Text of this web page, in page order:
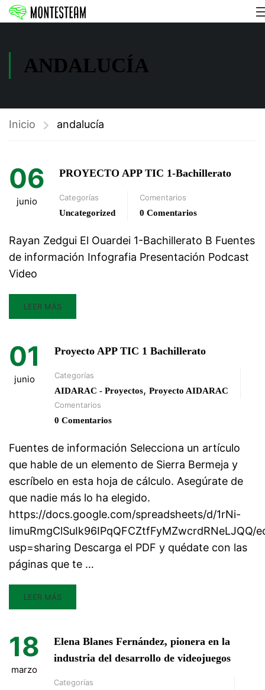
ANDALUCÍA
Inicio andalucía
06
junio
PROYECTO APP TIC 1-Bachillerato
Categorías
Uncategorized
Comentarios
0 Comentarios
Rayan Zedgui El Ouardei 1-Bachillerato B Fuentes
de información Infografia Presentación Podcast
Video
LEER MÁS
01
junio
Proyecto APP TIC 1 Bachillerato
Categorías
AIDARAC - Proyectos, Proyecto AIDARAC
Comentarios
0 Comentarios
Fuentes de información Selecciona un artículo
que hable de un elemento de Sierra Bermeja y
escríbelo en esta hoja de cálculo. Asegúrate de
que nadie más lo ha elegido.
https://docs.google.com/spreadsheets/d/1rNi-
IimuRmgClSuIk96IPqQFCZtfFyMZwcrdRNeLJQQ/
usp=sharing Descarga el PDF y quédate con las
páginas que te …
LEER MÁS
18
marzo
Elena Blanes Fernández, pionera en la
industria del desarrollo de videojuegos
Categorías